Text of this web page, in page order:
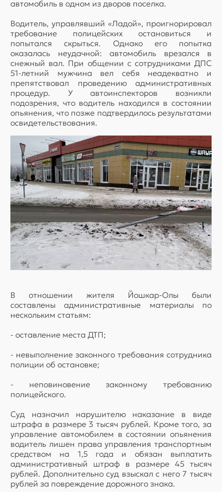
автомобиль в одном из дворов поселка.
Водитель, управлявший «Ладой», проигнорировал
требование полицейских остановиться и
попытался скрыться. Однако его попытка
оказалась неудачной: автомобиль врезался в
снежный вал. При общении с сотрудниками ДПС
51-летний мужчина вел себя неадекватно и
препятствовал проведению административных
процедур. У автоинспекторов возникли
подозрения, что водитель находился в состоянии
опьянения, что позже подтвердилось результатами
освидетельствования.
В отношении жителя Йошкар-Олы были
составлены административные материалы по
нескольким статьям:
- оставление места ДТП;
- невыполнение законного требования сотрудника
полиции об остановке;
- неповиновение законному требованию
полицейского.
Суд назначил нарушителю наказание в виде
штрафа в размере 3 тысяч рублей. Кроме того, за
управление автомобилем в состоянии опьянения
водитель лишен права управления транспортным
средством на 1,5 года и обязан выплатить
административный штраф в размере 45 тысяч
рублей. Дополнительно суд взыскал с него 7 тысяч
рублей за повреждение дорожного знака.